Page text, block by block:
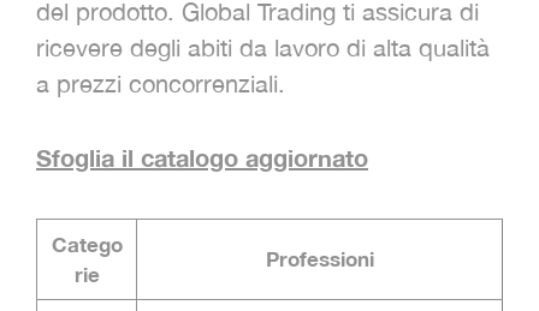
del prodotto. Global Trading ti assicura di
ricevere degli abiti da lavoro di alta qualità
a prezzi concorrenziali.
Sfoglia il catalogo aggiornato
Catego
rie
Professioni